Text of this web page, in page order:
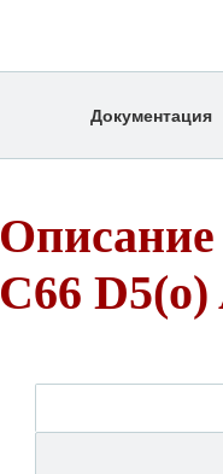
Документация
C66